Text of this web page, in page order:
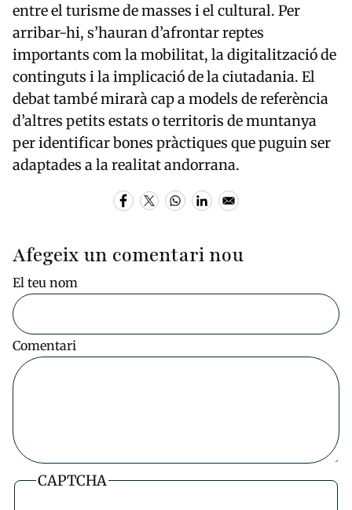
entre el turisme de masses i el cultural. Per
arribar-hi, s’hauran d’afrontar reptes
importants com la mobilitat, la digitalització de
continguts i la implicació de la ciutadania. El
debat també mirarà cap a models de referència
d’altres petits estats o territoris de muntanya
per identificar bones pràctiques que puguin ser
adaptades a la realitat andorrana.
Afegeix un comentari nou
El teu nom
Comentari
CAPTCHA